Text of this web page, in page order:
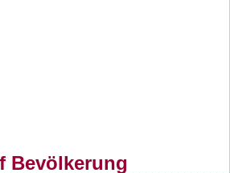
Bevölkerung